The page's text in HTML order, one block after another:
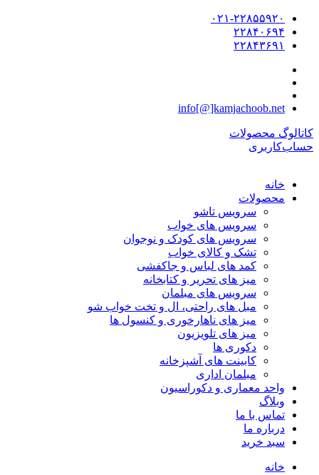
۰۲۱-۲۲۸۵۵۹۲۰
۲۲۸۴۰۶۹۴
۲۲۸۴۳۶۹۱
info[@]kamjachoob.net
کاتالوگ محصولات
حساب‌کاربری
خانه
محصولات
سرویس تاشو
سرویس های خواب
سرویس های کودک و نوجوان
تشک و کالای خواب
کمد های لباس و جاکفشی
میز های تحریر و کتابخانه
سرویس های مبلمان
مبل های راحتی، ال و تخت خواب شو
میز های ناهارخوری و کنسول ها
میز های تلویزیون
دکوری ها
کابینت های آشپزخانه
مبلمان اداری
واحد معماری و دکوراسیون
وبلاگ
تماس با ما
درباره ما
سبد خرید
خانه